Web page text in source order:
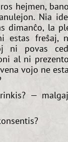
hejmen,
Nia
dimanĉo, la
estas freŝaj,
ni povas
al ni
vojo ne
—